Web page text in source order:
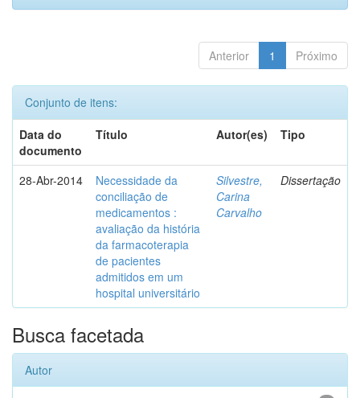
Anterior 1 Próximo
Conjunto de itens:
Data do
documento
Título Autor(es) Tipo
28-Abr-2014
Necessidade da
conciliação de
medicamentos :
avaliação da história
da farmacoterapia
de pacientes
admitidos em um
hospital universitário
Silvestre,
Carina
Carvalho
Dissertação
Busca facetada
Autor